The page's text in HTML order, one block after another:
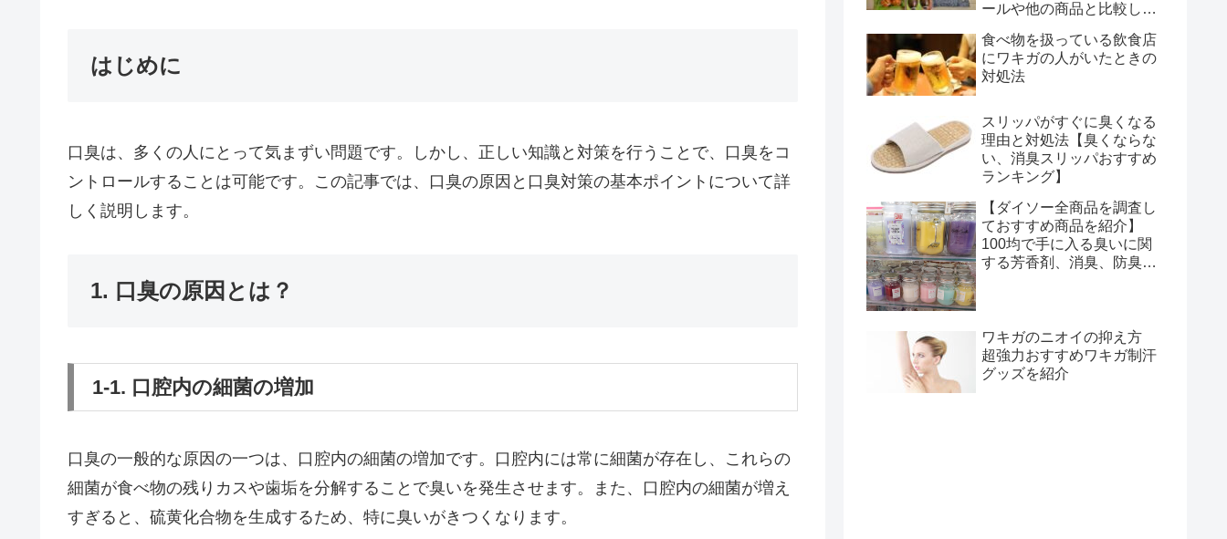
はじめに
口臭は、多くの人にとって気まずい問題です。しかし、正しい知識と対策を行うことで、口臭をコ
ントロールすることは可能です。この記事では、口臭の原因と口臭対策の基本ポイントについて詳
しく説明します。
1. 口臭の原因とは？
1-1. 口腔内の細菌の増加
口臭の一般的な原因の一つは、口腔内の細菌の増加です。口腔内には常に細菌が存在し、これらの
細菌が食べ物の残りカスや歯垢を分解することで臭いを発生させます。また、口腔内の細菌が増え
すぎると、硫黄化合物を生成するため、特に臭いがきつくなります。
ールや他の商品と比較して
グ付)
食べ物を扱っている飲食店
にワキガの人がいたときの
対処法
スリッパがすぐに臭くなる
理由と対処法【臭くならな
い、消臭スリッパおすすめ
ランキング】
【ダイソー全商品を調査し
ておすすめ商品を紹介】
100均で手に入る臭いに関
する芳香剤、消臭、防臭グ
ワキガのニオイの抑え方
超強力おすすめワキガ制汗
グッズを紹介